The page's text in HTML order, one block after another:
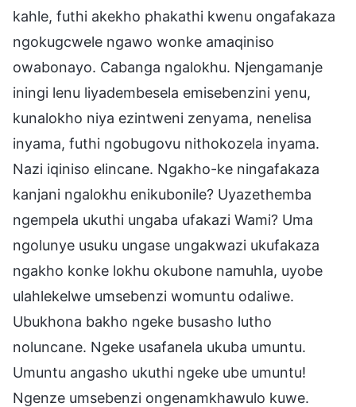
kahle, futhi akekho phakathi kwenu ongafakaza
ngokugcwele ngawo wonke amaqiniso
owabonayo. Cabanga ngalokhu. Njengamanje
iningi lenu liyadembesela emisebenzini yenu,
kunalokho niya ezintweni zenyama, nenelisa
inyama, futhi ngobugovu nithokozela inyama.
Nazi iqiniso elincane. Ngakho-ke ningafakaza
kanjani ngalokhu enikubonile? Uyazethemba
ngempela ukuthi ungaba ufakazi Wami? Uma
ngolunye usuku ungase ungakwazi ukufakaza
ngakho konke lokhu okubone namuhla, uyobe
ulahlekelwe umsebenzi womuntu odaliwe.
Ubukhona bakho ngeke busasho lutho
noluncane. Ngeke usafanela ukuba umuntu.
Umuntu angasho ukuthi ngeke ube umuntu!
Ngenze umsebenzi ongenamkhawulo kuwe.